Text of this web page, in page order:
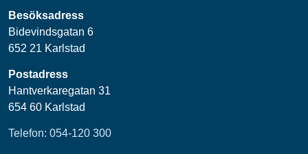
Besöksadress
Bidevindsgatan 6
652 21 Karlstad
Postadress
Hantverkaregatan 31
654 60 Karlstad
Telefon: 054-120 300